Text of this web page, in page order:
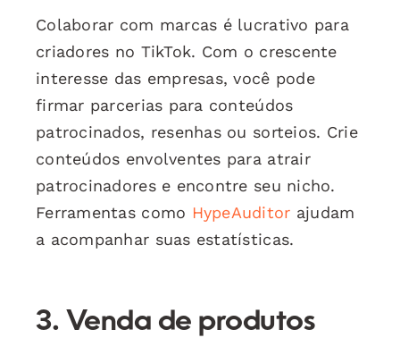
Colaborar com marcas é lucrativo para
criadores no TikTok. Com o crescente
interesse das empresas, você pode
firmar parcerias para conteúdos
patrocinados, resenhas ou sorteios. Crie
conteúdos envolventes para atrair
patrocinadores e encontre seu nicho.
Ferramentas como HypeAuditor ajudam
a acompanhar suas estatísticas.
3. Venda de produtos